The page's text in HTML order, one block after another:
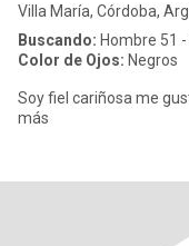
Villa María, Córdoba,
Buscando: Hombre 51
Color de Ojos: Negros
Soy fiel cariñosa me
más